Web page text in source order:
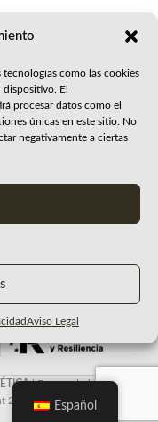
tecnologías como las cookies
El
procesar datos como el
únicas en este sitio. No
negativamente a ciertas
Aviso Legal
Enlaces
Aviso Legal
| Desarrollada por
2025 Español